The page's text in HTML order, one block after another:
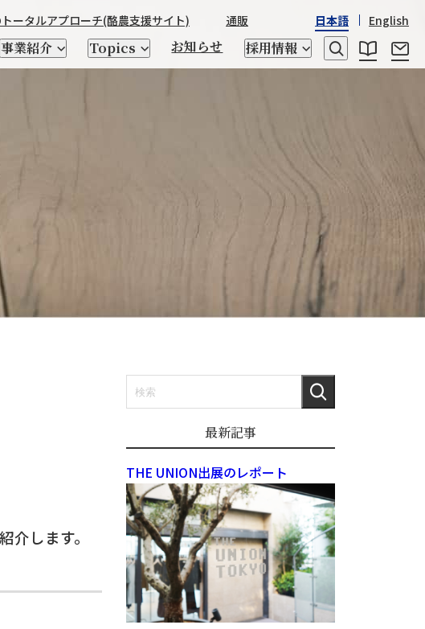
日本語 English
いて
サステナビリティ
事業紹介
ー紹介 キッチン用品
紹介
CHIKIRICAMP
備
羊などの
液の輸入
を使ったレシピ
Topics お知らせ 採用情報
ータルアプローチ(酪農支援サイト) 通販
します。
最新記事
THE UNION出展のレポート